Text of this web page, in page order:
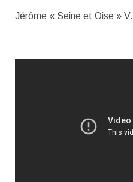
Jérôme « Seine et Oise » V.